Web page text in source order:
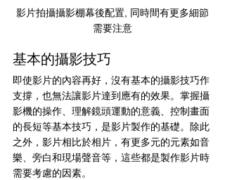
影片拍攝攝影棚幕後配置, 同時間有更多細節
需要注意
基本的攝影技巧
即使影片的內容再好，沒有基本的攝影技巧作
支撐，也無法讓影片達到應有的效果。掌握攝
影機的操作、理解鏡頭運動的意義、控制畫面
的長短等基本技巧，是影片製作的基礎。除此
之外，影片相比於相片，有更多元的元素如音
樂、旁白和現場聲音等，這些都是製作影片時
需要考慮的因素。